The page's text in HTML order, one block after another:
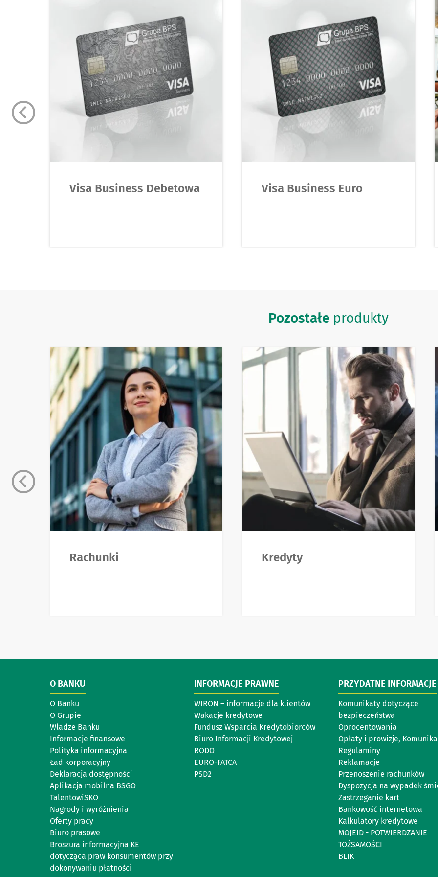
Visa Business Debetowa Visa Business Euro
Pozostałe produkty
Rachunki Kredyty
O BANKU
O Banku
O Grupie
Władze Banku
Informacje finansowe
Polityka informacyjna
Ład korporacyjny
Deklaracja dostępności
Aplikacja mobilna BSGO
TalentowiSKO
Nagrody i wyróżnienia
Oferty pracy
Biuro prasowe
Broszura informacyjna KE
dotycząca praw konsumentów przy
dokonywaniu płatności
INFORMACJE PRAWNE
WIRON – informacje dla klientów
Wakacje kredytowe
Fundusz Wsparcia Kredytobiorców
Biuro Informacji Kredytowej
RODO
EURO-FATCA
PSD2
PRZYDATNE INFORMACJE
Komunikaty dotyczące
bezpieczeństwa
Oprocentowania
Opłaty i prowizje,
Regulaminy
Reklamacje
Przenoszenie rachunków
Dyspozycja na wypadek
Zastrzeganie kart
Bankowość internetowa
Kalkulatory kredytowe
MOJEID - POTWIERDZANIE
TOŻSAMOŚCI
BLIK